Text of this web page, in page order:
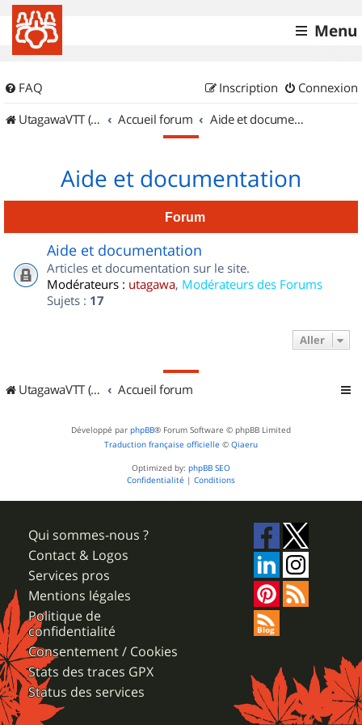
Menu
FAQ Connexion
Inscription
UtagawaVTT (Randos VTT et VTTAE avec traces GPS)
Accueil forum Aide et documentation
Aide et documentation
Forum
Aide et documentation
Articles et documentation sur le site.
Modérateurs : utagawa, Modérateurs des Forums
Sujets : 17
Aller
UtagawaVTT (Randos VTT et VTTAE avec traces GPS) Accueil forum
Développé par phpBB® Forum Software © phpBB Limited
Traduction française officielle © Qiaeru
Optimized by: phpBB SEO
Confidentialité | Conditions
Qui sommes-nous ?
Contact & Logos
Services pros
Mentions légales
Politique de
confidentialité
Consentement / Cookies
Stats des traces GPX
Status des services